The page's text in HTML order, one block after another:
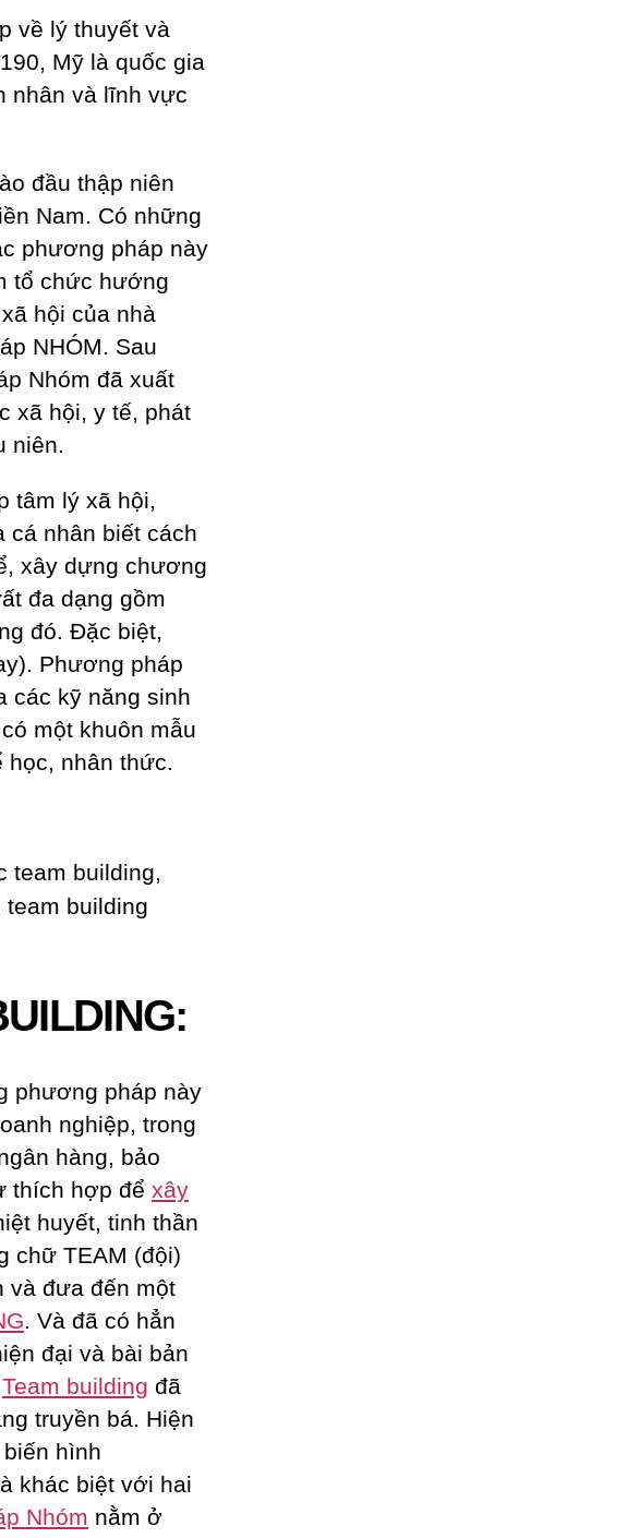
về lý thuyết và
Mỹ là quốc gia
nhân và lĩnh vực
đầu thập niên
Nam. Có những
phương pháp này
tổ chức hướng
hội của nhà
NHÓM. Sau
Nhóm đã xuất
xã hội, y tế, phát
niên.
tâm lý xã hội,
cá nhân biết cách
xây dựng chương
đa dạng gồm
đó. Đặc biệt,
Phương pháp
các kỹ năng sinh
một khuôn mẫu
học, nhân thức.
phương pháp này
nghiệp, trong
hàng, bảo
thích hợp để xây
huyết, tinh thần
chữ TEAM (đội)
và đưa đến một
. Và đã có hẳn
đại và bài bản
Team building đã
truyền bá. Hiện
hình
khác biệt với hai
Nhóm nằm ở